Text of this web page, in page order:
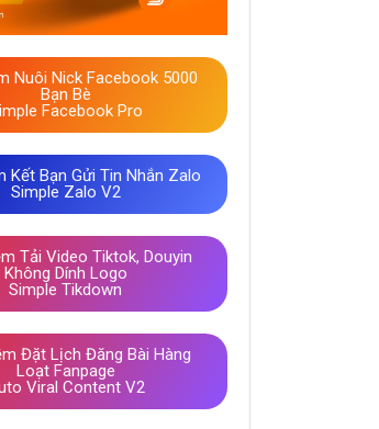
Nuôi Nick Facebook 5000
Bạn Bè
Facebook Pro
Kết Bạn Gửi Tin Nhắn Zalo
Simple Zalo V2
Tải Video Tiktok, Douyin
Không Dính Logo
Simple Tikdown
Đặt Lịch Đăng Bài Hàng
Loạt Fanpage
Viral Content V2